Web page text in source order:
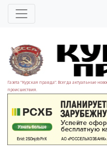
Газета "Курская правда". Всегда актуальные
происшествия.